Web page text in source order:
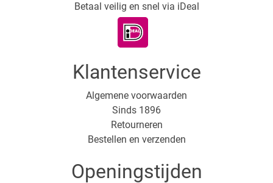
Betaal veilig en snel via iDeal
Klantenservice
Algemene voorwaarden
Sinds 1896
Retourneren
Bestellen en verzenden
Openingstijden